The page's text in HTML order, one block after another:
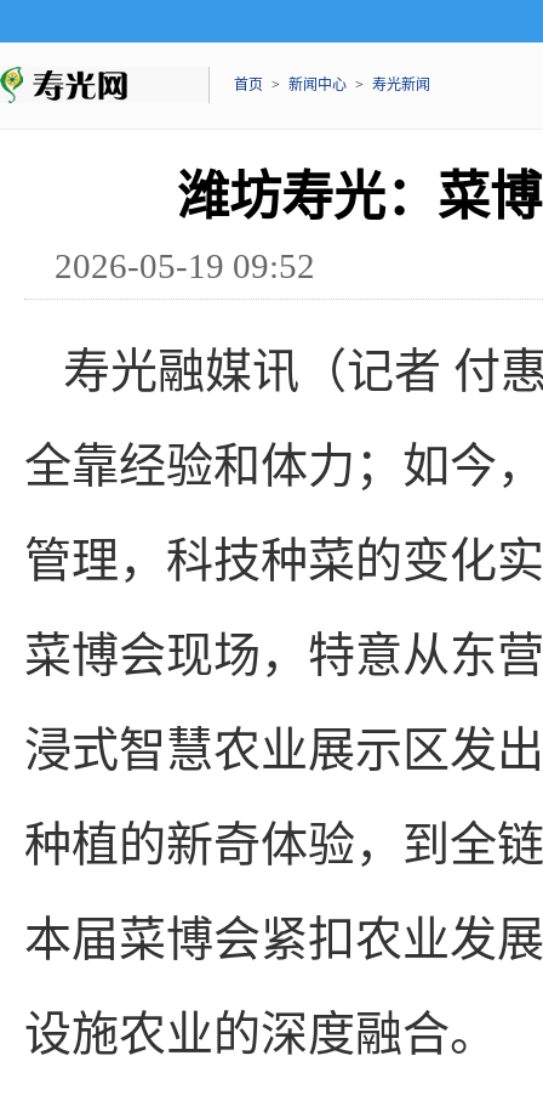
首页 > 新闻中心 > 寿光新闻
潍坊寿光：菜
2026-05-19 09:52
寿光融媒讯（记者 付
全靠经验和体力；如今
管理，科技种菜的变化
菜博会现场，特意从东
浸式智慧农业展示区发
种植的新奇体验，到全
本届菜博会紧扣农业发
设施农业的深度融合。